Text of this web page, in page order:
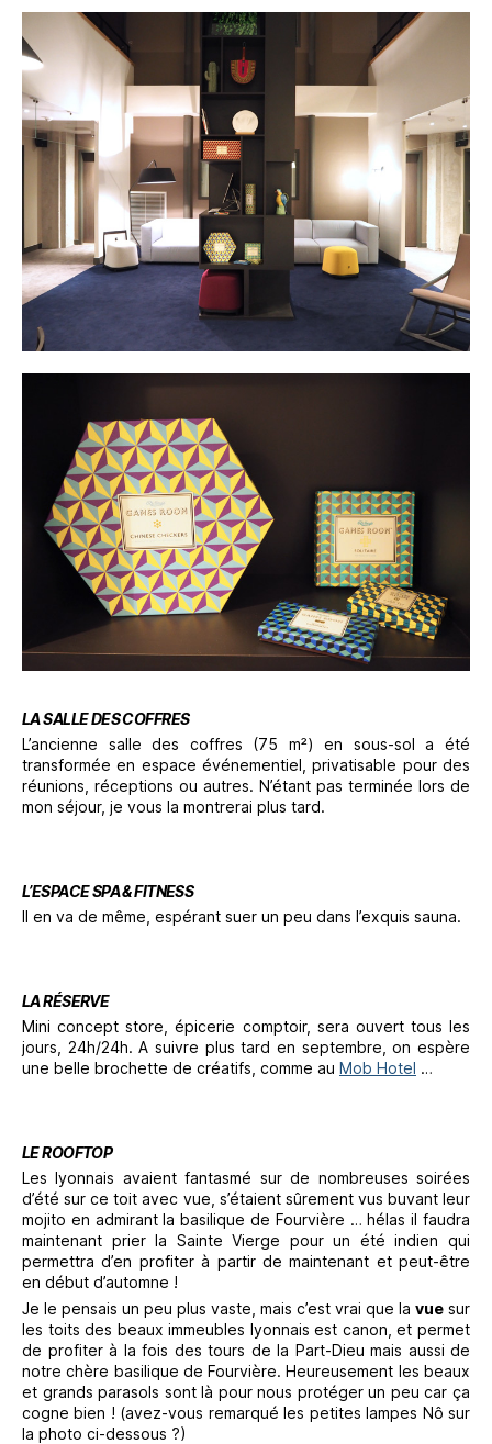
LA SALLE DES COFFRES
L’ancienne salle des coffres (75 m²) en sous-sol a été
transformée en espace événementiel, privatisable pour des
réunions, réceptions ou autres. N’étant pas terminée lors de
mon séjour, je vous la montrerai plus tard.
L’ESPACE SPA & FITNESS
Il en va de même, espérant suer un peu dans l’exquis sauna.
LA RÉSERVE
Mini concept store, épicerie comptoir, sera ouvert tous les
jours, 24h/24h. A suivre plus tard en septembre, on espère
une belle brochette de créatifs, comme au Mob Hotel …
LE ROOFTOP
Les lyonnais avaient fantasmé sur de nombreuses soirées
d’été sur ce toit avec vue, s’étaient sûrement vus buvant leur
mojito en admirant la basilique de Fourvière … hélas il faudra
maintenant prier la Sainte Vierge pour un été indien qui
permettra d’en profiter à partir de maintenant et peut-être
en début d’automne !
Je le pensais un peu plus vaste, mais c’est vrai que la vue sur
les toits des beaux immeubles lyonnais est canon, et permet
de profiter à la fois des tours de la Part-Dieu mais aussi de
notre chère basilique de Fourvière. Heureusement les beaux
et grands parasols sont là pour nous protéger un peu car ça
cogne bien ! (avez-vous remarqué les petites lampes Nô sur
la photo ci-dessous ?)